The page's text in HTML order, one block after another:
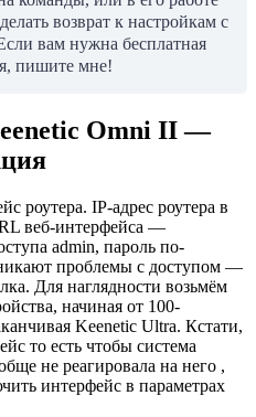
возврат к настройкам с
вам нужна бесплатная
пишите мне!
Omni II —
роутера. IP-адрес роутера в
веб-интерфейса —
admin, пароль по-
проблемы с доступом —
Для наглядности возьмём
начиная от 100-
Keenetic Ultra. Кстати,
то есть чтобы система
не реагировала на него ,
интерфейс в параметрах